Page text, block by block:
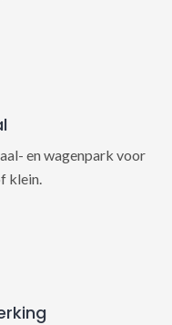
en wagenpark voor
klein.